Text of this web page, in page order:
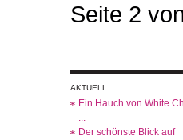
Seite 2
AKTUELL
Ein Hauch von White
...
Der schönste Blick auf